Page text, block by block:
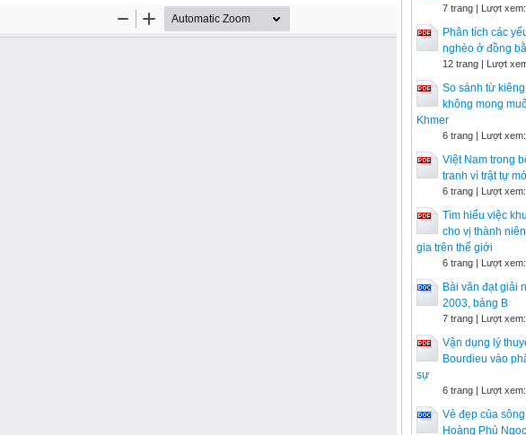
7 trang | Lượt
Phân tích các
nghèo ở đồng
12 trang | Lượt
So sánh từ
không mong
Khmer
6 trang | Lượt
Việt Nam trong
tranh vì trật tự
6 trang | Lượt
Tìm hiểu việc
cho vị thành
gia trên thế giới
6 trang | Lượt
Bài văn đạt giải
2003, bảng B
7 trang | Lượt
Vận dụng lý
Bourdieu vào
sự
6 trang | Lượt
Vẻ đẹp của
Hoàng Phủ